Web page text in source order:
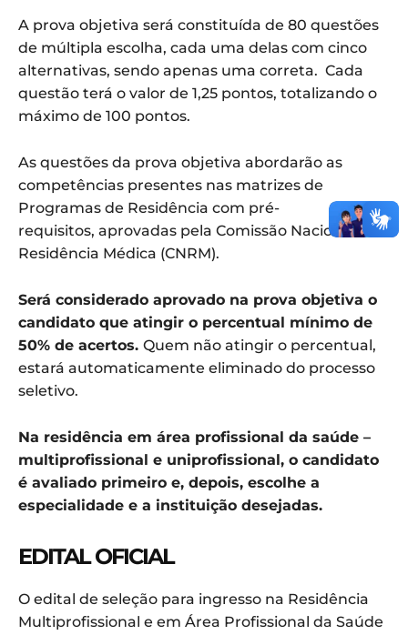
A prova objetiva será constituída de 80 questões
de múltipla escolha, cada uma delas com cinco
alternativas, sendo apenas uma correta. Cada
questão terá o valor de 1,25 pontos, totalizando o
máximo de 100 pontos.
As questões da prova objetiva abordarão as
competências presentes nas matrizes de
Programas de Residência com pré-
requisitos, aprovadas pela Comissão Nacional de
Residência Médica (CNRM).
Será considerado aprovado na prova objetiva o
candidato que atingir o percentual mínimo de
50% de acertos. Quem não atingir o percentual,
estará automaticamente eliminado do processo
seletivo.
Na residência em área profissional da saúde –
multiprofissional e uniprofissional, o candidato
é avaliado primeiro e, depois, escolhe a
especialidade e a instituição desejadas.
EDITAL OFICIAL
O edital de seleção para ingresso na Residência
Multiprofissional e em Área Profissional da Saúde